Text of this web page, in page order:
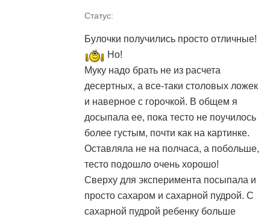
Статус:
Булочки получились просто отличные!
Но!
Муку надо брать не из расчета
десертных, а все-таки столовых ложек
и наверное с горочкой. В общем я
досыпала ее, пока тесто не поучилось
более густым, почти как на картинке.
Оставляла не на полчаса, а побольше,
тесто подошло очень хорошо!
Сверху для эксперимента посыпала и
просто сахаром и сахарной пудрой. С
сахарной пудрой ребенку больше